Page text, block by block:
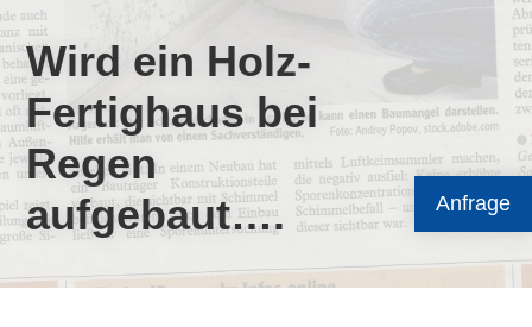
Anfrage
Wird ein Holz-
Fertighaus bei
Regen
aufgebaut….